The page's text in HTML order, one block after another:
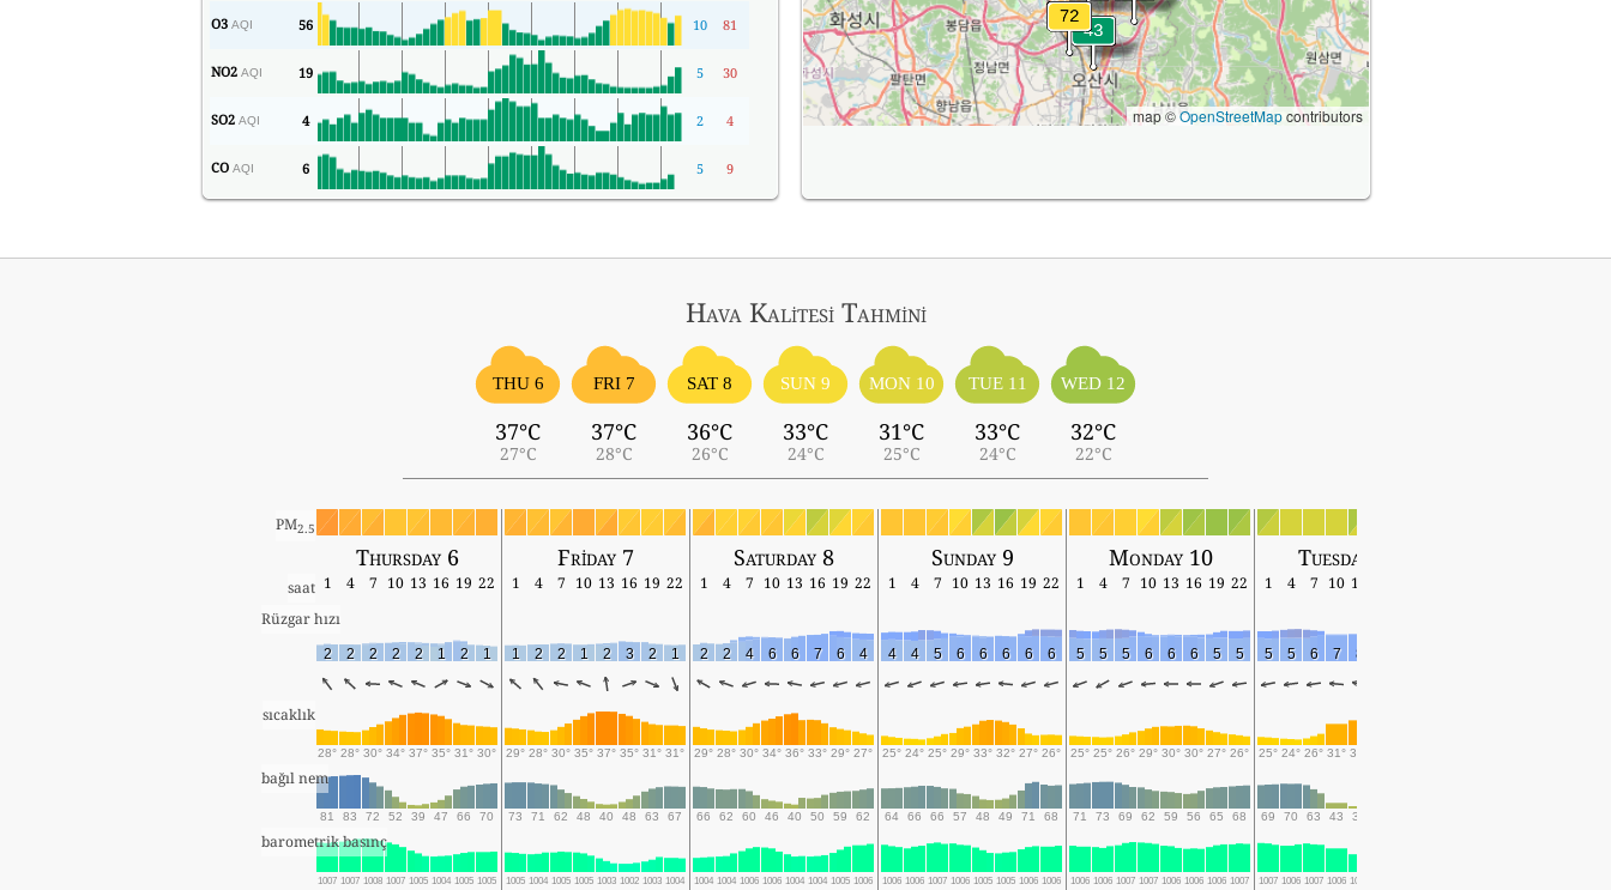
O3 AQI 56 10 81
NO2 AQI 19 5 30
SO2 AQI 4 2 4
CO AQI 6 5 9
map ©OpenStreetMapcontributors
Hava Kalitesi Tahmini
THU 6
37°C
27°C
FRI 7
37°C
28°C
SAT 8
36°C
26°C
SUN 9
33°C
24°C
MON 10
31°C
25°C
TUE 11
33°C
24°C
WED 12
32°C
22°C
PM2.5
Thursday 6 Friday 7 Saturday 8 Sunday 9 Monday 10 Tuesday 11
saat 1 4 7 10 13 16 19 22 1 4 7 10 13 16 19 22 1 4 7 10 13 16 19 22 1 4 7 10 13 16 19 22 1 4 7 10 13 16 19 22 1 4 7 10 13
Rüzgar hızı
2 2 2 2 2 1 2 1 1 2 2 1 2 3 2 1 2 2 4 6 6 7 6 4 4 4 5 6 6 6 6 6 5 5 5 6 6 6 5 5 5 5 6 7 8
sıcaklık
28° 28° 30° 34° 37° 35° 31° 30° 29° 28° 30° 35° 37° 35° 31° 31° 29° 28° 30° 34° 36° 33° 29° 27° 25° 24° 25° 29° 33° 32° 27° 26° 25° 25° 26° 29° 30° 30° 27° 26° 25° 24° 26° 31° 33°
bağıl nem
81 83 72 52 39 47 66 70 73 71 62 48 40 48 63 67 66 62 60 46 40 50 59 62 64 66 66 57 48 49 71 68 71 73 69 62 59 56 65 68 69 70 63 43 38
barometrik basınç
1007 1007 1008 1007 1005 1004 1005 1005 1005 1004 1005 1005 1003 1002 1003 1004 1004 1004 1006 1006 1004 1004 1005 1006 1006 1006 1007 1006 1005 1005 1006 1006 1006 1006 1007 1007 1006 1006 1006 1007 1007 1006 1007 1006 1004